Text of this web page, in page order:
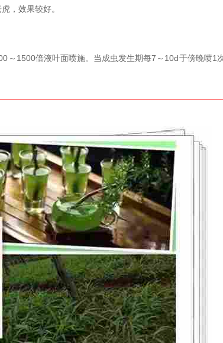
，效果较好。
～1500倍液叶面喷施。当成虫发生期每7～10d于傍晚喷1